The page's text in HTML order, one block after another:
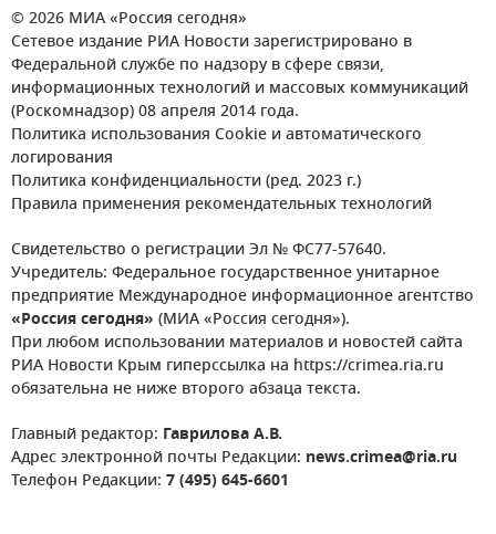
© 2026 МИА «Россия сегодня»
Сетевое издание РИА Новости зарегистрировано в
Федеральной службе по надзору в сфере связи,
информационных технологий и массовых коммуникаций
(Роскомнадзор) 08 апреля 2014 года.
Политика использования Cookie и автоматического
логирования
Политика конфиденциальности (ред. 2023 г.)
Правила применения рекомендательных технологий
Свидетельство о регистрации Эл № ФС77-57640.
Учредитель: Федеральное государственное унитарное
предприятие Международное информационное агентство
«Россия сегодня» (МИА «Россия сегодня»).
При любом использовании материалов и новостей сайта
РИА Новости Крым гиперссылка на https://crimea.ria.ru
обязательна не ниже второго абзаца текста.
Главный редактор: Гаврилова А.В.
Адрес электронной почты Редакции: news.crimea@ria.ru
Телефон Редакции: 7 (495) 645-6601